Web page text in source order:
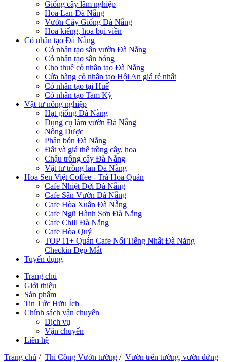
Giống cây lâm nghiệp
Hoa Lan Đà Nẵng
Vườn Cây Giống Đà Nẵng
Hoa kiểng, hoa bụi viền
Cỏ nhân tạo Đà Nẵng
Cỏ nhân tạo sân vườn Đà Nẵng
Cỏ nhân tạo sân bóng
Cho thuê cỏ nhân tạo Đà Nẵng
Cửa hàng cỏ nhân tạo Hội An giá rẻ nhất
Cỏ nhân tạo tại Huế
Cỏ nhân tạo Tam Kỳ
Vật tư nông nghiệp
Hạt giống Đà Nẵng
Dụng cụ làm vườn Đà Nẵng
Nông Dược
Phân bón Đà Nẵng
Đất và giá thể trồng cây, hoa
Chậu trồng cây Đà Nẵng
Vật tư trồng lan Đà Nẵng
Hoa Sen Việt Coffee - Trà Hoa Quán
Cafe Nhiệt Đới Đà Nẵng
Cafe Sân Vườn Đà Nẵng
Cafe Hòa Xuân Đà Nẵng
Cafe Ngũ Hành Sơn Đà Nẵng
Cafe Chill Đà Nẵng
Cafe Hòa Quý
TOP 11+ Quán Cafe Nổi Tiếng Nhất Đà Năng
Checkin Đẹp Mắt
Tuyển dụng
Trang chủ
Giới thiệu
Sản phẩm
Tin Tức Hữu Ích
Chính sách vận chuyển
Dịch vụ
Vận chuyển
Liên hệ
Trang chủ / Thi Công Vườn tường / Vườn trên tường, vườn đứng